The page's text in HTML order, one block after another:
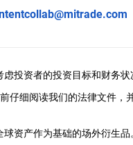
投资者的投资目标和财务状
细阅读我们的法律文件
资产作为基础的场外衍生